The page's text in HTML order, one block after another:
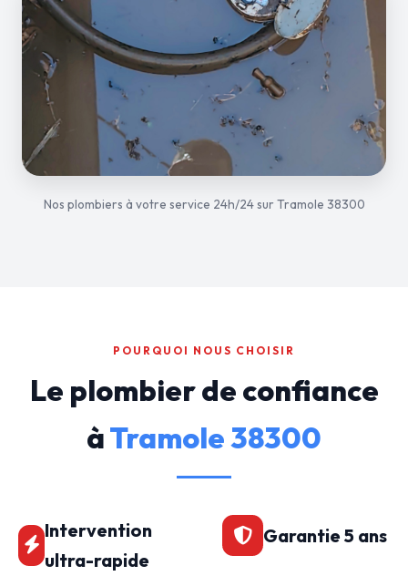
Nos plombiers à votre service 24h/24 sur Tramole 38300
POURQUOI NOUS CHOISIR
Le plombier de confiance
àTramole 38300
Intervention
ultra-rapide
Garantie 5 ans